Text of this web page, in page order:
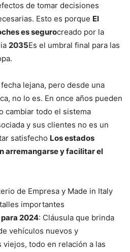
de tomar decisiones
Esto es porque El
es segurocreado por la
2035Es el umbral final para las
lejana, pero desde una
no lo es. En once años pueden
cambiar todo el sistema
y sus clientes no es un
satisfecho Los estados
arremangarse y facilitar el
de Empresa y Made in Italy
importantes
2024: Cláusula que brinda
vehículos nuevos y
todo en relación a las